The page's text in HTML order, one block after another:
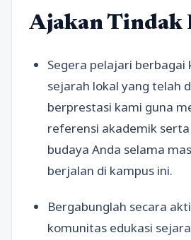
Ajakan Tindak
Segera pelajari berbagai
sejarah lokal yang telah
berprestasi kami guna
referensi akademik
budaya Anda selama
berjalan di kampus ini.
Bergabunglah secara
komunitas edukasi